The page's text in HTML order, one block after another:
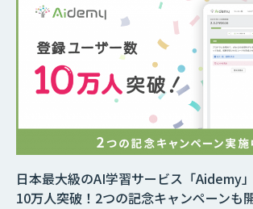
日本最大級のAI学習サービス「Aidemy
10万人突破！2つの記念キャンペーンも